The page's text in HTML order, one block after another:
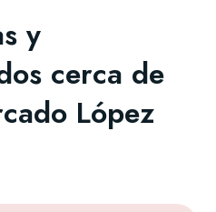
y
cerca de
López